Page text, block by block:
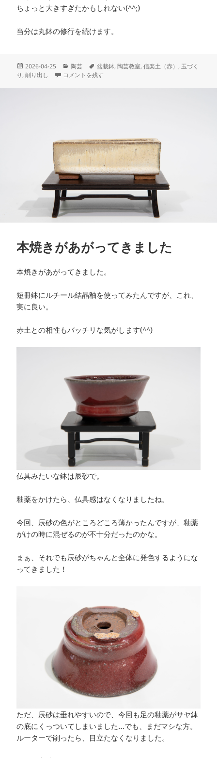
ちょっと大きすぎたかもしれない(^^;)
当分は丸鉢の修行を続けます。
投
稿
2026-04-25
カ
テ
陶芸
タ
グ
盆栽鉢,陶芸教室,信楽土（赤） , 玉づく
り ,削り出し 今回も大きめの鉢 に
コメントを残す
本焼きがあがってきました
本焼きがあがってきました。
短冊鉢にルチール結晶釉を使ってみたんですが、これ、
実に良い。
赤土との相性もバッチリな気がします(^^)
仏具みたいな鉢は辰砂で。
釉薬をかけたら、仏具感はなくなりましたね。
今回、辰砂の色がところどころ薄かったんですが、釉薬
がけの時に混ぜるのが不十分だったのかな。
まぁ、それでも辰砂がちゃんと全体に発色するようにな
ってきました！
ただ、辰砂は垂れやすいので、今回も足の釉薬がサヤ鉢
の底にくっついてしまいました…でも、まだマシな方。
ルーターで削ったら、目立たなくなりました。